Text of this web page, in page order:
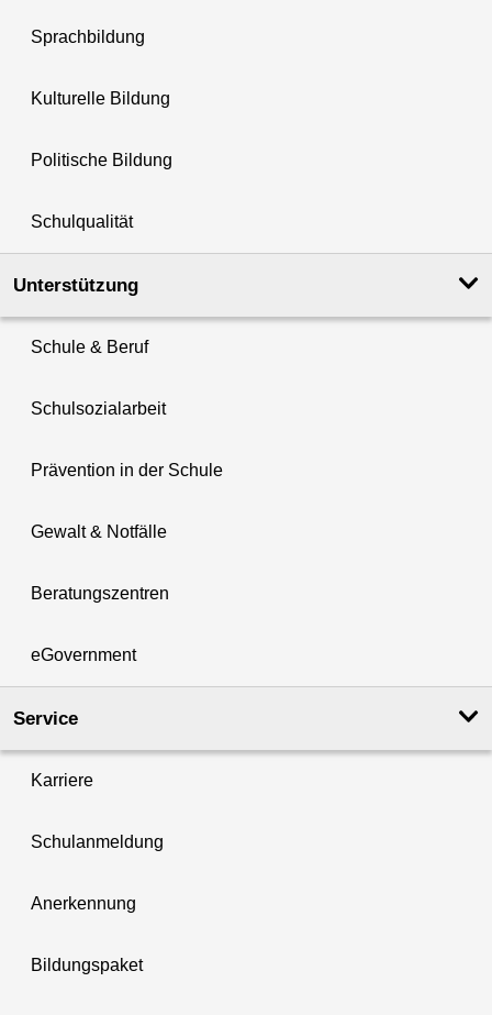
Sprachbildung
Kulturelle Bildung
Politische Bildung
Schulqualität
Unterstützung
Schule & Beruf
Schulsozialarbeit
Prävention in der Schule
Gewalt & Notfälle
Beratungszentren
eGovernment
Service
Karriere
Schulanmeldung
Anerkennung
Bildungspaket